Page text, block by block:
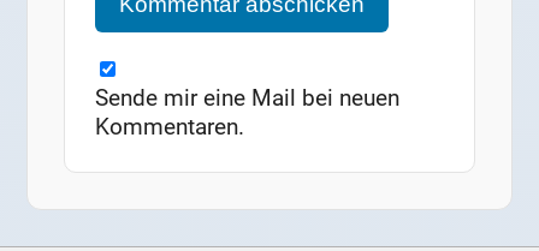
Sende mir eine Mail bei neuen
Kommentaren.